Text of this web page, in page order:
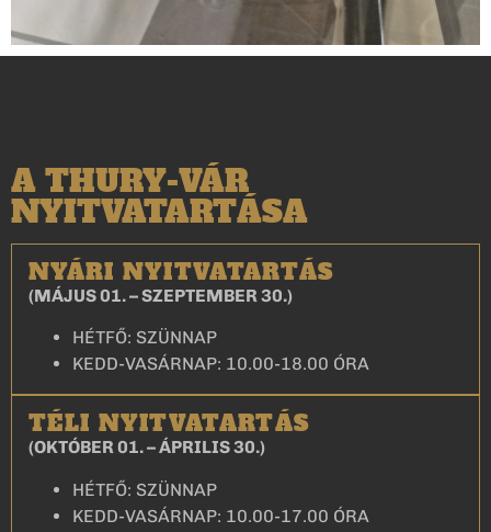
A THURY-VÁR
NYITVATARTÁSA
NYÁRI NYITVATARTÁS
(MÁJUS 01. – SZEPTEMBER 30.)
HÉTFŐ: SZÜNNAP
KEDD-VASÁRNAP: 10.00-18.00 ÓRA
TÉLI NYITVATARTÁS
(OKTÓBER 01. – ÁPRILIS 30.)
HÉTFŐ: SZÜNNAP
KEDD-VASÁRNAP: 10.00-17.00 ÓRA